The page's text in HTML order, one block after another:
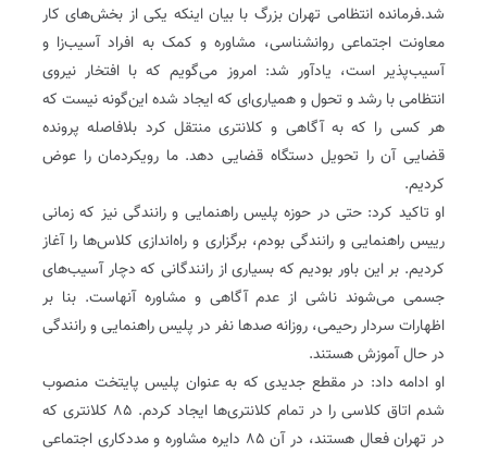
شد.فرمانده انتظامی تهران بزرگ با بیان اینکه یکی از بخش‌های کار
معاونت اجتماعی روانشناسی، مشاوره و کمک به افراد آسیب‌زا و
آسیب‌پذیر است، یادآور شد: امروز می‌گویم که با افتخار نیروی
انتظامی با رشد و تحول و همیاری‌ای که ایجاد شده این‌گونه نیست که
هر کسی را که به آگاهی و کلانتری منتقل کرد بلافاصله پرونده
قضایی آن را تحویل دستگاه قضایی دهد. ما رویکردمان را عوض
کردیم.
او تاکید کرد: حتی در حوزه پلیس راهنمایی و رانندگی نیز که زمانی
رییس راهنمایی و رانندگی بودم، برگزاری و راه‌اندازی کلاس‌ها را آغاز
کردیم. بر این باور بودیم که بسیاری از رانندگانی که دچار آسیب‌های
جسمی می‌شوند ناشی از عدم آگاهی و مشاوره آنهاست. بنا بر
اظهارات سردار رحیمی، روزانه صدها نفر در پلیس راهنمایی و رانندگی
در حال آموزش هستند.
او ادامه داد: در مقطع جدیدی که به عنوان پلیس پایتخت منصوب
شدم اتاق کلاسی را در تمام کلانتری‌ها ایجاد کردم. ۸۵ کلانتری که
در تهران فعال هستند، در آن ۸۵ دایره مشاوره و مددکاری اجتماعی